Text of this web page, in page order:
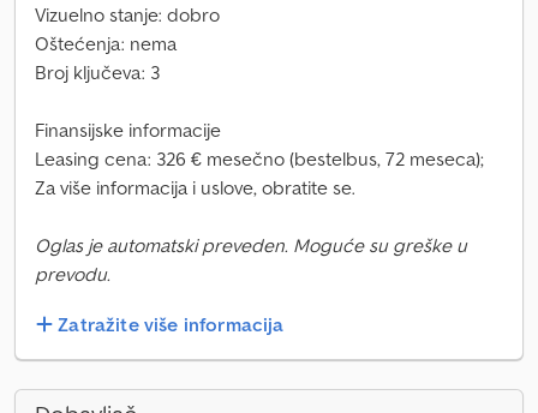
Vizuelno stanje: dobro
Oštećenja: nema
Broj ključeva: 3
Finansijske informacije
Leasing cena: 326 € mesečno (bestelbus, 72 meseca);
Za više informacija i uslove, obratite se.
Oglas je automatski preveden. Moguće su greške u
prevodu.
Zatražite više informacija